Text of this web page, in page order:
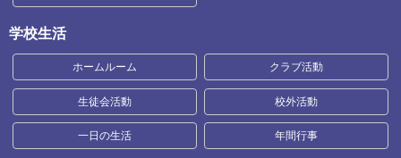
学校生活
ホームルーム クラブ活動
生徒会活動 校外活動
一日の生活 年間行事